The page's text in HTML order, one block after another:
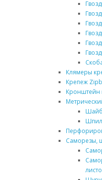
Клямеры
Крепеж
Кронштейн
Саморезы,